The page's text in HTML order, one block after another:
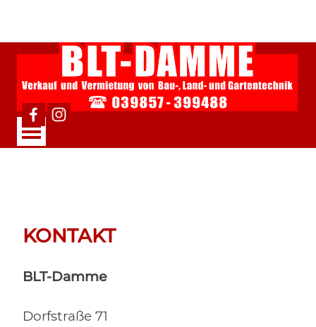
Menü überspringen
KONTAKT
BLT-Damme
Dorfstraße 71